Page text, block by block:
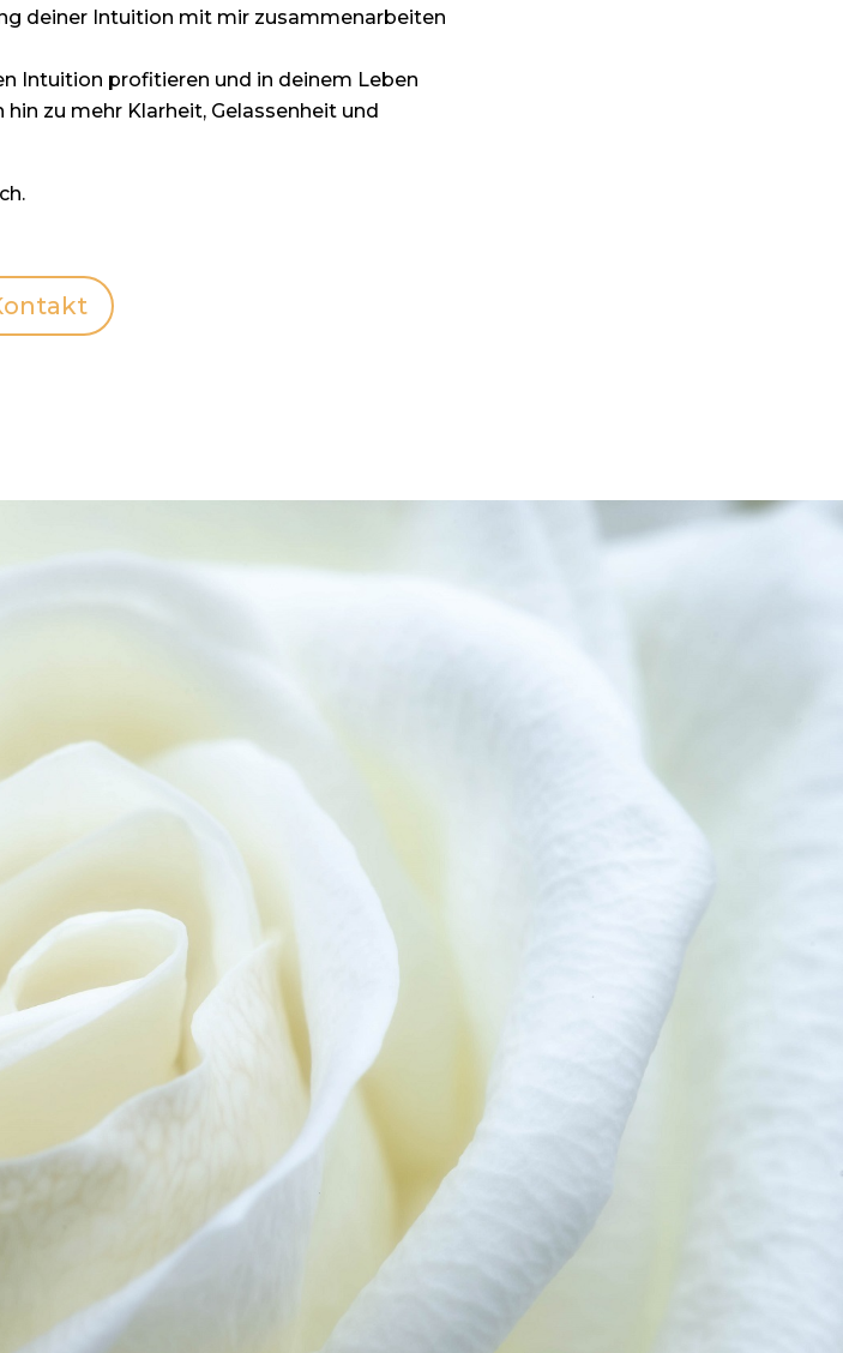
deiner Intuition mit mir zusammenarbeiten
Intuition profitieren und in deinem Leben
zu mehr Klarheit, Gelassenheit und